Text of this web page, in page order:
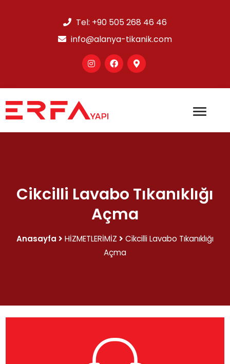
Tel: +90 505 268 46 46
info@alanya-tikanik.com
Cikcilli Lavabo Tıkanıklığı
Açma
Anasayfa HİZMETLERİMİZ
Cikcilli Lavabo Tıkanıklığı
Açma